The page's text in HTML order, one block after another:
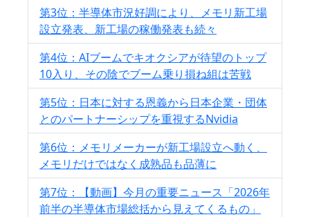
第3位：半導体市況好調により、メモリ新工場
設立発表、新工場の稼働発表も続々
第4位：AIブームでキオクシアが待望のトップ
10入り、その陰でブーム乗り損ね組は苦戦
第5位：日本に対する恩義から日本企業・団体
とのパートナーシップを重視するNvidia
第6位：メモリメーカーが新工場設立へ動く、
メモリだけではなく成熟品も品薄に
第7位：【動画】今月の重要ニュース「2026年
前半の半導体市場総括から見えてくるもの」